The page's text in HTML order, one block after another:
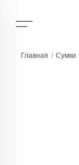
Главная / Сумки